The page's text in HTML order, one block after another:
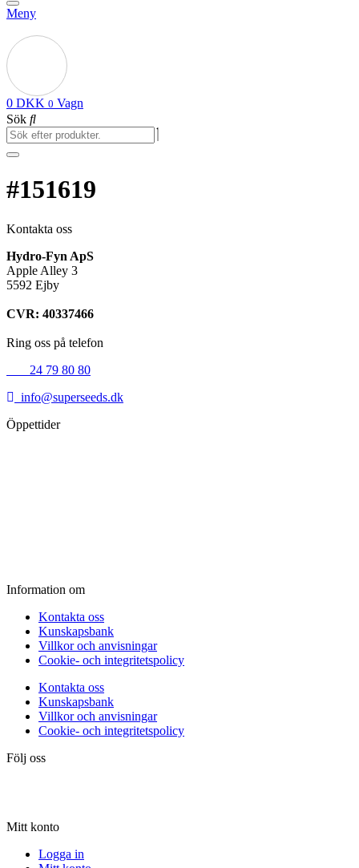
Meny
0 DKK 0 Vagn
Sök
#151619
Kontakta oss
Hydro-Fyn ApS
Apple Alley 3
5592 Ejby
CVR: 40337466
Ring oss på telefon
24 79 80 80
info@superseeds.dk
Öppettider
Information om
Kontakta oss
Kunskapsbank
Villkor och anvisningar
Cookie- och integritetspolicy
Kontakta oss
Kunskapsbank
Villkor och anvisningar
Cookie- och integritetspolicy
Följ oss
Mitt konto
Logga in